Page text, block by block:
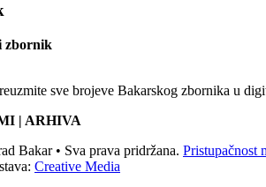
zbornik
sve brojeve Bakarskog zbornika u
| ARHIVA
Bakar • Sva prava pridržana. Pristupačnost
Creative Media